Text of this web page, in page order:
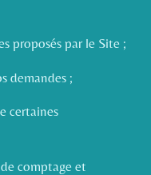
proposés par le Site ;
demandes ;
certaines
comptage et